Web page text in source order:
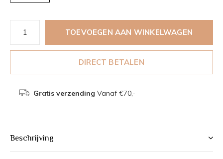
TOEVOEGEN AAN WINKELWAGEN
DIRECT BETALEN
Gratis verzending Vanaf €70,-
Beschrijving